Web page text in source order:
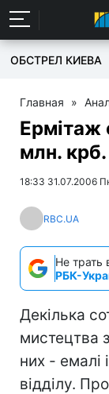
ОБСТРЕЛ КИЕВА
Главная »
Ермітаж
млн. крб.
18:33 31.07.2006
RBC.UA
Не трать
РБК-
Декілька
мистецтва
них - емалі
відділу.